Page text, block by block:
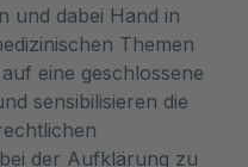
und dabei Hand in
Themen
eine geschlossene
sensibilisieren die
der Aufklärung zu